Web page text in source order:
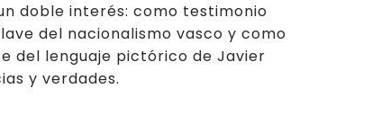
doble interés: como testimonio
del nacionalismo vasco y como
del lenguaje pictórico de Javier
y verdades.